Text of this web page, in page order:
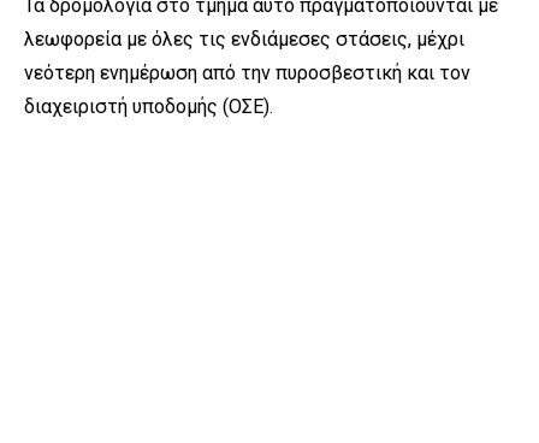
Τα δρομολόγια στο τμήμα αυτό πραγματοποιούνται με
λεωφορεία με όλες τις ενδιάμεσες στάσεις, μέχρι
νεότερη ενημέρωση από την πυροσβεστική και τον
διαχειριστή υποδομής (ΟΣΕ).